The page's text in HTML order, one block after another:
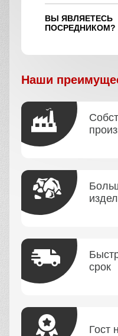
ВЫ ЯВЛЯЕТЕСЬ
ПОСРЕДНИКОМ?
Наши
срок
Гост